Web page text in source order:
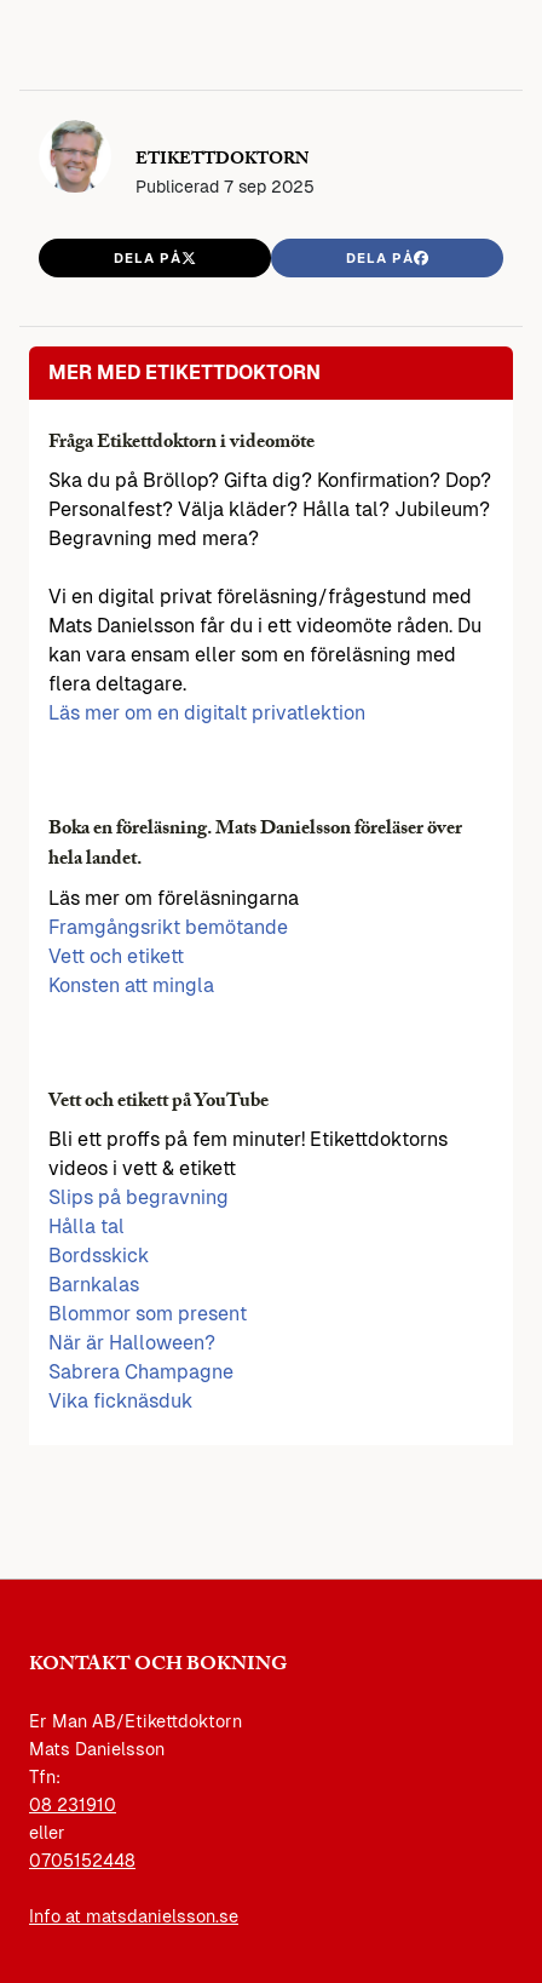
ETIKETTDOKTORN
Publicerad 7 sep 2025
DELA PÅ DELA PÅ
MER MED ETIKETTDOKTORN
Fråga Etikettdoktorn i videomöte
Ska du på Bröllop? Gifta dig? Konfirmation? Dop?
Personalfest? Välja kläder? Hålla tal? Jubileum?
Begravning med mera?
Vi en digital privat föreläsning/frågestund med
Mats Danielsson får du i ett videomöte råden. Du
kan vara ensam eller som en föreläsning med
flera deltagare.
Läs mer om en digitalt privatlektion
Boka en föreläsning. Mats Danielsson föreläser över
hela landet.
Läs mer om föreläsningarna
Framgångsrikt bemötande
Vett och etikett
Konsten att mingla
Vett och etikett på YouTube
Bli ett proffs på fem minuter! Etikettdoktorns
videos i vett & etikett
Slips på begravning
Hålla tal
Bordsskick
Barnkalas
Blommor som present
När är Halloween?
Sabrera Champagne
Vika ficknäsduk
KONTAKT OCH BOKNING
Er Man AB/Etikettdoktorn
Mats Danielsson
Tfn:
08 231910
eller
0705152448
Info at matsdanielsson.se